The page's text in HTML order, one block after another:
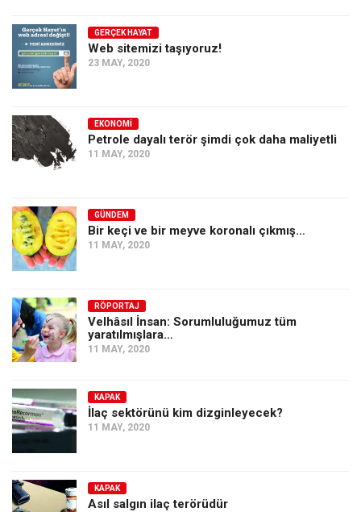
GERÇEK HAYAT
Web sitemizi taşıyoruz!
23 MAY, 2020
EKONOMI
Petrole dayalı terör şimdi çok daha maliyetli
11 MAY, 2020
GÜNDEM
Bir keçi ve bir meyve koronalı çıkmış…
11 MAY, 2020
RÖPORTAJ
Velhâsıl İnsan: Sorumluluğumuz tüm
yaratılmışlara…
11 MAY, 2020
KAPAK
İlaç sektörünü kim dizginleyecek?
11 MAY, 2020
KAPAK
Asıl salgın ilaç terörüdür